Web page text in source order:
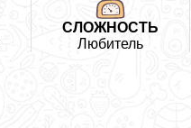
СЛОЖНОСТЬ
Любитель